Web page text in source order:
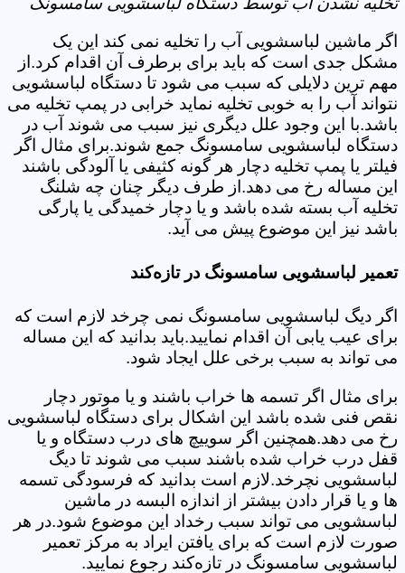
اگر ماشین لباسشویی آب را تخلیه نمی کند این یک
مشکل جدی است که باید برای برطرف آن اقدام کرد.از
مهم ترین دلایلی که سبب می شود تا دستگاه لباسشویی
نتواند آب را به خوبی تخلیه نماید خرابی در پمپ تخلیه می
باشد.با این وجود علل دیگری نیز سبب می شوند آب در
دستگاه لباسشویی سامسونگ جمع شوند.برای مثال اگر
فیلتر یا پمپ تخلیه دچار هر گونه کثیفی یا آلودگی باشند
این مساله رخ می دهد.از طرف دیگر چنان چه شلنگ
تخلیه آب بسته شده باشد و یا دچار خمیدگی یا پارگی
باشد نیز این موضوع پیش می آید.
تعمیر لباسشویی سامسونگ در تازه‌کند
اگر دیگ لباسشویی سامسونگ نمی چرخد لازم است که
برای عیب یابی آن اقدام نمایید.باید بدانید که این مساله
می تواند به سبب برخی علل ایجاد شود.
برای مثال اگر تسمه ها خراب باشند و یا موتور دچار
نقص فنی شده باشد این اشکال برای دستگاه لباسشویی
رخ می دهد.همچنین اگر سوییچ های درب دستگاه و یا
قفل درب خراب شده باشند سبب می شوند تا دیگ
لباسشویی نچرخد.لازم است بدانید که فرسودگی تسمه
ها و یا قرار دادن بیشتر از اندازه البسه در ماشین
لباسشویی می تواند سبب رخداد این موضوع شود.در هر
صورت لازم است که برای یافتن ایراد به مرکز تعمیر
لباسشویی سامسونگ در تازه‌کند رجوع نمایید.